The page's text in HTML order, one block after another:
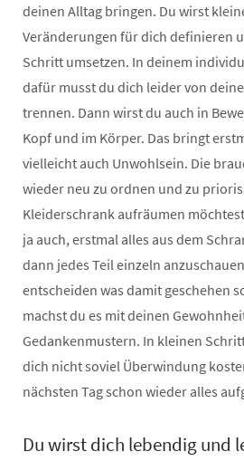
deinen Alltag bringen. Du wirst
Veränderungen für dich definieren
Schritt umsetzen. In deinem
dafür musst du dich leider von
trennen. Dann wirst du auch in
Kopf und im Körper. Das bringt
vielleicht auch Unwohlsein. Die
wieder neu zu ordnen und zu
Kleiderschrank aufräumen
ja auch, erstmal alles aus dem
dann jedes Teil einzeln
entscheiden was damit geschehen
machst du es mit deinen
Gedankenmustern. In kleinen
dich nicht soviel Überwindung
nächsten Tag schon wieder alles
Du wirst dich lebendig und